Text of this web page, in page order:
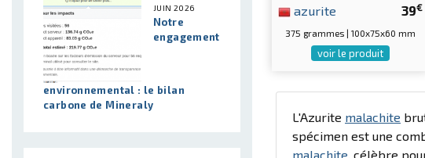
JUIN 2026
Notre
engagement
environnemental : le bilan
carbone de Mineraly
39€
azurite
375 grammes | 100x75x60 mm
voir le produit
L'Azurite malachite
spécimen est une
malachite, célèbre